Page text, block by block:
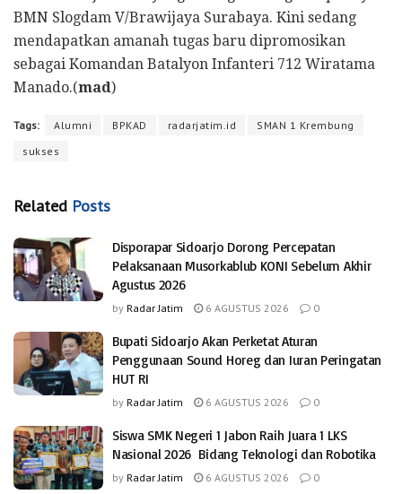
BMN Slogdam V/Brawijaya Surabaya. Kini sedang
mendapatkan amanah tugas baru dipromosikan
sebagai Komandan Batalyon Infanteri 712 Wiratama
Manado.(mad)
Tags: Alumni BPKAD radarjatim.id
SMAN 1 Krembung
sukses
Related Posts
Disporapar Sidoarjo Dorong Percepatan
Pelaksanaan Musorkablub KONI Sebelum Akhir
Agustus 2026
by Radar Jatim 6 AGUSTUS 2026 0
Bupati Sidoarjo Akan Perketat Aturan
Penggunaan Sound Horeg dan Iuran Peringatan
HUT RI
by Radar Jatim 6 AGUSTUS 2026 0
Siswa SMK Negeri 1 Jabon Raih Juara 1 LKS
Nasional 2026 Bidang Teknologi dan Robotika
by Radar Jatim 6 AGUSTUS 2026 0